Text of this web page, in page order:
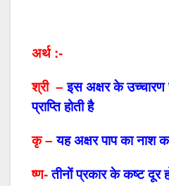
अर्थ :-
श्री –इस अक्षर के
प्राप्ति होती है
कृ –यह अक्षर पाप का नाश
ष्ण-तीनों प्रकार के कष्ट दूर